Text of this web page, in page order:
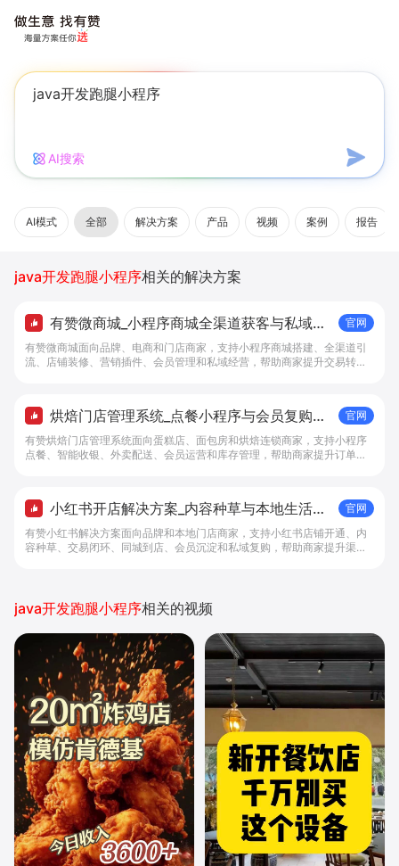
AI搜索
AI模式 全部 解决方案 产品 视频 案例 报告
java开发跑腿小程序相关的解决方案
有赞微商城_小程序商城全渠道获客与私域复
购工具 - 做生意, 找有赞
官网
有赞微商城面向品牌、电商和门店商家，支持小程序商城搭建、全渠道引
流、店铺装修、营销插件、会员管理和私域经营，帮助商家提升交易转化
烘焙门店管理系统_点餐小程序与会员复购工
具 - 做生意, 找有赞
官网
有赞烘焙门店管理系统面向蛋糕店、面包房和烘焙连锁商家，支持小程序
点餐、智能收银、外卖配送、会员运营和库存管理，帮助商家提升订单转
小红书开店解决方案_内容种草与本地生活转
化工具 - 做生意, 找有赞
官网
有赞小红书解决方案面向品牌和本地门店商家，支持小红书店铺开通、内
容种草、交易闭环、同城到店、会员沉淀和私域复购，帮助商家提升渠道
java开发跑腿小程序相关的视频